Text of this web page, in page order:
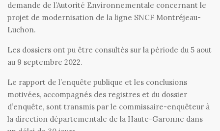
demande de l’Autorité Environnementale concernant le
projet de modernisation de la ligne SNCF Montréjeau-
Luchon.
Les dossiers ont pu être consultés sur la période du 5 aout
au 9 septembre 2022.
Le rapport de l’enquête publique et les conclusions
motivées, accompagnés des registres et du dossier
d’enquête, sont transmis par le commissaire-enquêteur à
la direction départementale de la Haute-Garonne dans